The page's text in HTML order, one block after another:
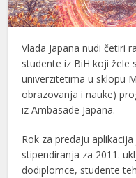
Vlada Japana nudi četiri
studente iz BiH koji žele
univerzitetima u sklopu
obrazovanja i nauke)
iz Ambasade Japana.
Rok za predaju
stipendiranja za 2011.
dodiplomce, studente